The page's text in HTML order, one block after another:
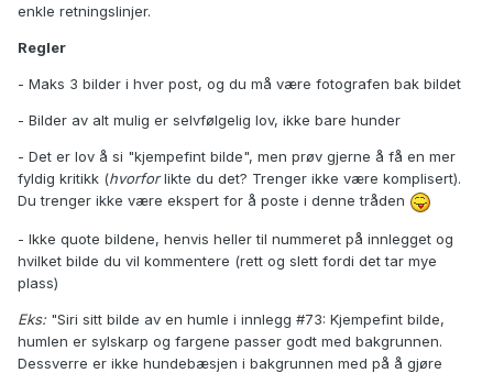
enkle retningslinjer.
Regler
- Maks 3 bilder i hver post, og du må være fotografen bak bildet
- Bilder av alt mulig er selvfølgelig lov, ikke bare hunder
- Det er lov å si "kjempefint bilde", men prøv gjerne å få en mer
fyldig kritikk (hvorforlikte du det? Trenger ikke være komplisert).
Du trenger ikke være ekspert for å poste i denne tråden
- Ikke quote bildene, henvis heller til nummeret på innlegget og
hvilket bilde du vil kommentere (rett og slett fordi det tar mye
plass)
Eks: "Siri sitt bilde av en humle i innlegg #73: Kjempefint bilde,
humlen er sylskarp og fargene passer godt med bakgrunnen.
Dessverre er ikke hundebæsjen i bakgrunnen med på å gjøre